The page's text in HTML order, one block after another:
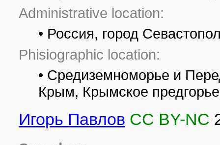
Administrative location:
• Россия, город
Phisiographic location:
• Средиземноморье и
Крым, Крымское
Игорь Павлов CC BY-NC